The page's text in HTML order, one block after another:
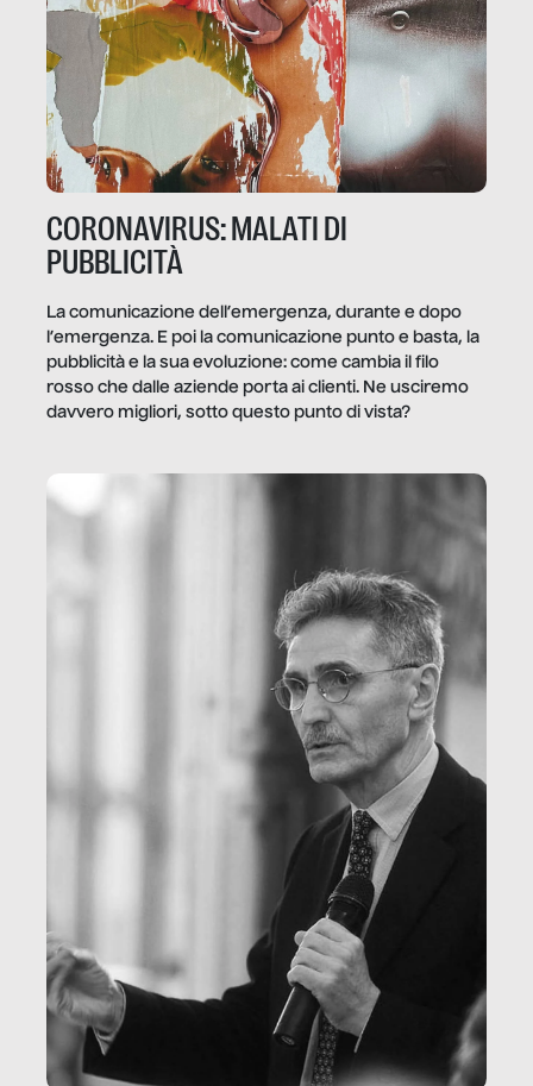
CORONAVIRUS: MALATI DI
PUBBLICITÀ
La comunicazione dell’emergenza, durante e dopo
l’emergenza. E poi la comunicazione punto e basta, la
pubblicità e la sua evoluzione: come cambia il filo
rosso che dalle aziende porta ai clienti. Ne usciremo
davvero migliori, sotto questo punto di vista?